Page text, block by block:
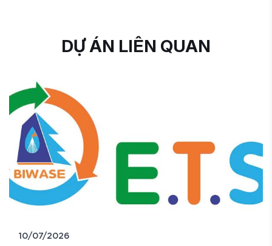
DỰ ÁN LIÊN QUAN
10/07/2026